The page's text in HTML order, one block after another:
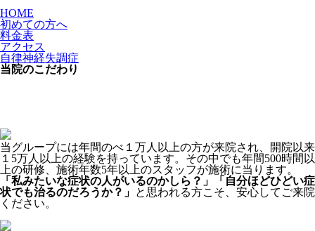
HOME
初めての方へ
料金表
アクセス
自律神経失調症
当院のこだわり
当グループには年間のべ１万人以上の方が来院され、開院以来
１5万人以上の経験を持っています。その中でも年間500時間以
上の研修、施術年数5年以上のスタッフが施術に当ります。
「私みたいな症状の人がいるのかしら？」「自分ほどひどい症
状でも治るのだろうか？」 と思われる方こそ、安心してご来院
ください。